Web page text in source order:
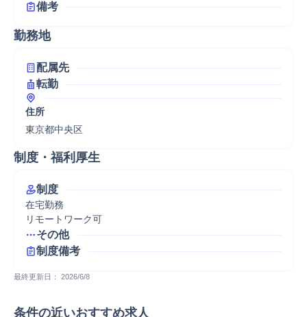
備考
勤務地
配属先
転勤
住所
東京都中央区
制度・福利厚生
制度
在宅勤務
リモートワーク可
その他
制度備考
最終更新日： 2026/6/8
条件の近いおすすめ求人